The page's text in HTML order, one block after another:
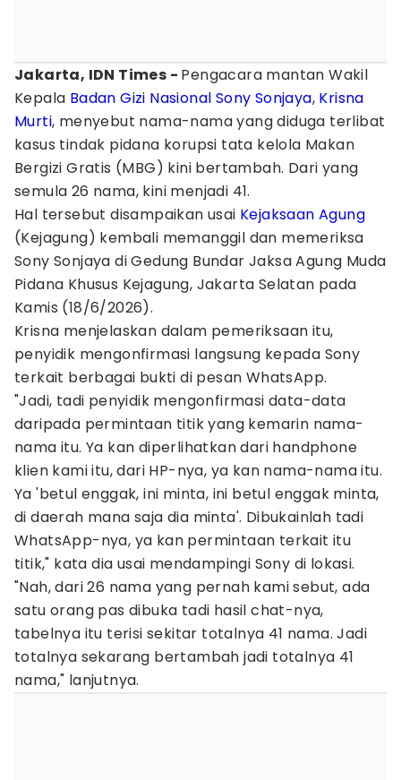
Jakarta, IDN Times - Pengacara mantan Wakil
Kepala Badan Gizi Nasional Sony Sonjaya, Krisna
Murti, menyebut nama-nama yang diduga terlibat
kasus tindak pidana korupsi tata kelola Makan
Bergizi Gratis (MBG) kini bertambah. Dari yang
semula 26 nama, kini menjadi 41.
Hal tersebut disampaikan usai Kejaksaan Agung
(Kejagung) kembali memanggil dan memeriksa
Sony Sonjaya di Gedung Bundar Jaksa Agung Muda
Pidana Khusus Kejagung, Jakarta Selatan pada
Kamis (18/6/2026).
Krisna menjelaskan dalam pemeriksaan itu,
penyidik mengonfirmasi langsung kepada Sony
terkait berbagai bukti di pesan WhatsApp.
"Jadi, tadi penyidik mengonfirmasi data-data
daripada permintaan titik yang kemarin nama-
nama itu. Ya kan diperlihatkan dari handphone
klien kami itu, dari HP-nya, ya kan nama-nama itu.
Ya 'betul enggak, ini minta, ini betul enggak minta,
di daerah mana saja dia minta'. Dibukainlah tadi
WhatsApp-nya, ya kan permintaan terkait itu
titik," kata dia usai mendampingi Sony di lokasi.
"Nah, dari 26 nama yang pernah kami sebut, ada
satu orang pas dibuka tadi hasil chat-nya,
tabelnya itu terisi sekitar totalnya 41 nama. Jadi
totalnya sekarang bertambah jadi totalnya 41
nama," lanjutnya.